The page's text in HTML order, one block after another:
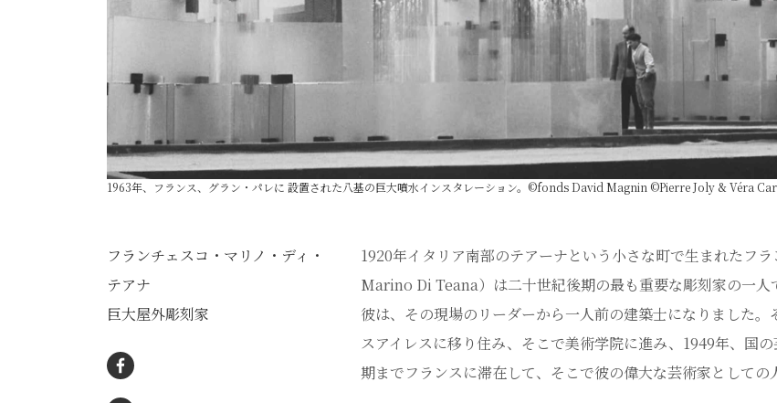
1963年、フランス、グラン・パレに 設置された八基の巨大噴水インスタレーション。©fonds David Magnin ©Pierre Joly & Véra
フランチェスコ・マリノ・ディ・
テアナ
巨大屋外彫刻家
1920年イタリア南部のテアーナという小さな町で生まれたフ
Marino Di Teana）は二十世紀後期の最も重要な彫刻家の一
彼は、その現場のリーダーから一人前の建築士になりました
スアイレスに移り住み、そこで美術学院に進み、1949年、国
期までフランスに滞在して、そこで彼の偉大な芸術家としての